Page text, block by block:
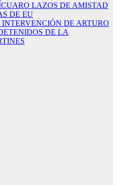
LAZOS DE AMISTAD
DE EU
DE ARTURO
DE LA